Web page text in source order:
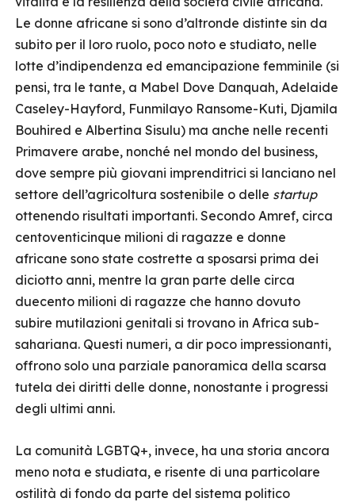
Le donne africane si sono d’altronde distinte sin da
subito per il loro ruolo, poco noto e studiato, nelle
lotte d’indipendenza ed emancipazione femminile (si
pensi, tra le tante, a Mabel Dove Danquah, Adelaide
Caseley-Hayford, Funmilayo Ransome-Kuti, Djamila
Bouhired e Albertina Sisulu) ma anche nelle recenti
Primavere arabe, nonché nel mondo del business,
dove sempre più giovani imprenditrici si lanciano nel
settore dell’agricoltura sostenibile o delle startup
ottenendo risultati importanti. Secondo Amref, circa
centoventicinque milioni di ragazze e donne
africane sono state costrette a sposarsi prima dei
diciotto anni, mentre la gran parte delle circa
duecento milioni di ragazze che hanno dovuto
subire mutilazioni genitali si trovano in Africa sub-
sahariana. Questi numeri, a dir poco impressionanti,
offrono solo una parziale panoramica della scarsa
tutela dei diritti delle donne, nonostante i progressi
degli ultimi anni.
La comunità LGBTQ+, invece, ha una storia ancora
meno nota e studiata, e risente di una particolare
ostilità di fondo da parte del sistema politico